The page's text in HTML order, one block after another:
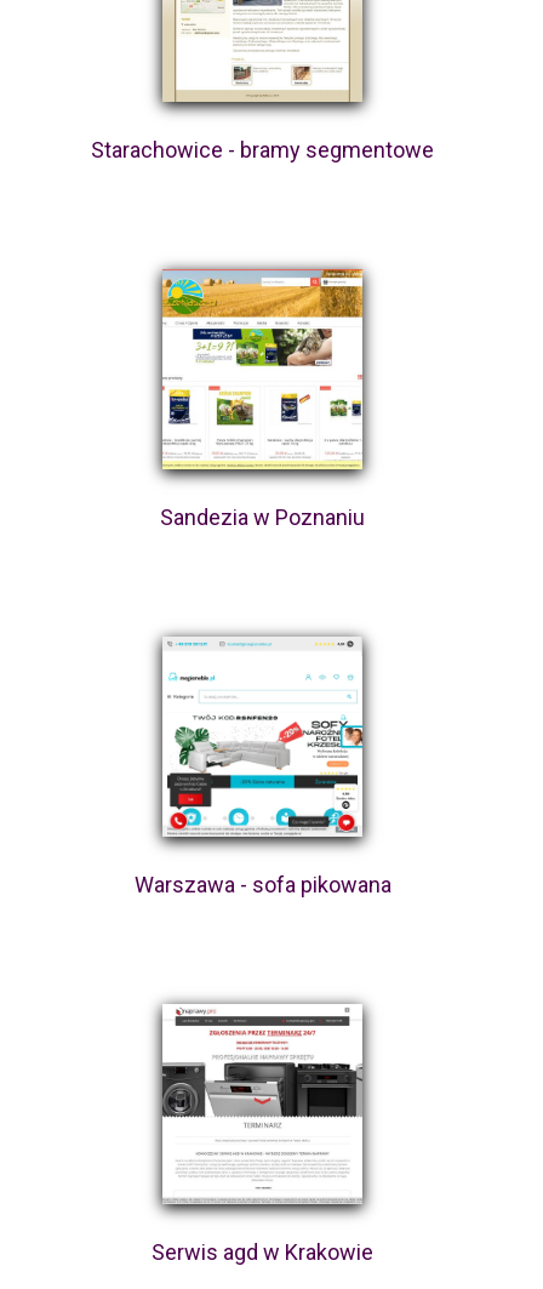
Starachowice - bramy segmentowe
Sandezia w Poznaniu
Warszawa - sofa pikowana
Serwis agd w Krakowie